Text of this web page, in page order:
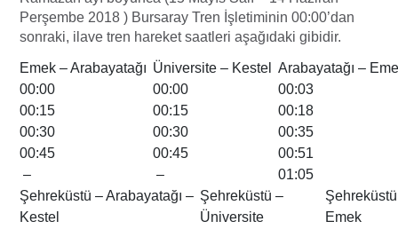
Perşembe 2018 ) Bursaray Tren İşletiminin 00:00’dan
sonraki, ilave tren hareket saatleri aşağıdaki gibidir.
Emek – Arabayatağı Üniversite – Kestel
Arabayatağı –
00:00
00:00
00:03
00:15
00:15
00:18
00:30
00:30
00:35
00:45
00:45
00:51
–
–
01:05
Şehreküstü – Arabayatağı –
Kestel
Şehreküstü –
Üniversite
Emek